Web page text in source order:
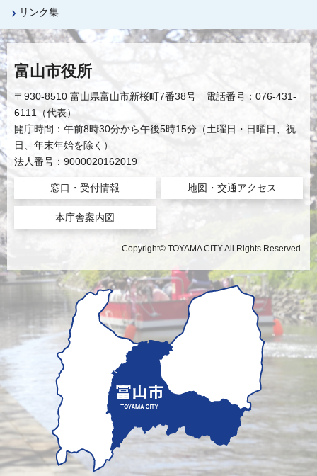
リンク集
富山市役所
〒930-8510 富山県富山市新桜町7番38号 電話番号：076-431-
6111（代表）
開庁時間：午前8時30分から午後5時15分（土曜日・日曜日、祝
日、年末年始を除く）
法人番号：9000020162019
窓口・受付情報 地図・交通アクセス
本庁舎案内図
Copyright© TOYAMA CITY All Rights Reserved.